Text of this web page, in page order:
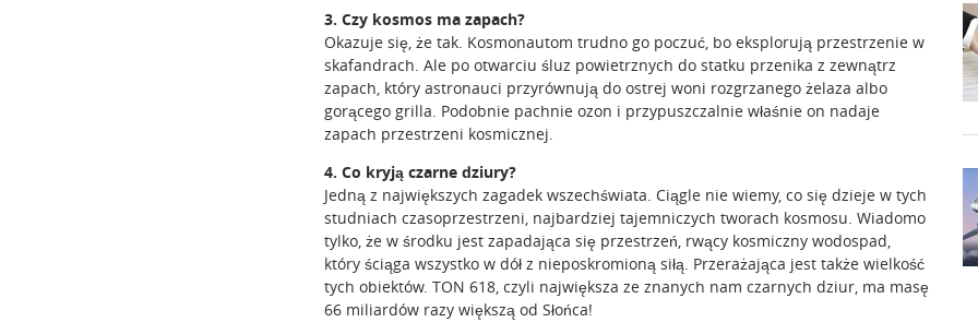
3. Czy kosmos ma zapach?
Okazuje się, że tak. Kosmonautom trudno go poczuć, bo eksplorują przestrzenie w
skafandrach. Ale po otwarciu śluz powietrznych do statku przenika z zewnątrz
zapach, który astronauci przyrównują do ostrej woni rozgrzanego żelaza albo
gorącego grilla. Podobnie pachnie ozon i przypuszczalnie właśnie on nadaje
zapach przestrzeni kosmicznej.
4. Co kryją czarne dziury?
Jedną z największych zagadek wszechświata. Ciągle nie wiemy, co się dzieje w tych
studniach czasoprzestrzeni, najbardziej tajemniczych tworach kosmosu. Wiadomo
tylko, że w środku jest zapadająca się przestrzeń, rwący kosmiczny wodospad,
który ściąga wszystko w dół z nieposkromioną siłą. Przerażająca jest także wielkość
tych obiektów. TON 618, czyli największa ze znanych nam czarnych dziur, ma masę
66 miliardów razy większą od Słońca!